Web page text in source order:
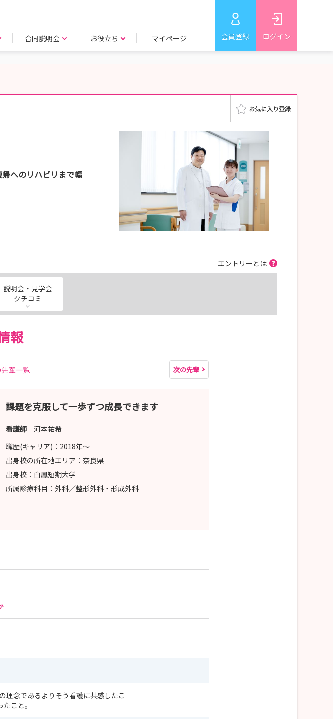
合同説明会 お役立ち マイページ 会員登録 ログイン
へのリハビリまで幅
エントリーとは
説明会・見学会
クチコミ
報
先輩一覧 次の先輩
課題を克服して一歩ずつ成長できます
看護師 河本祐希
職歴(キャリア)： 2018年〜
出身校の所在地エリア： 奈良県
出身校： 白鳳短期大学
所属診療科目： 外科／整形外科・形成外科
理念であるよりそう看護に共感したこ
こと。